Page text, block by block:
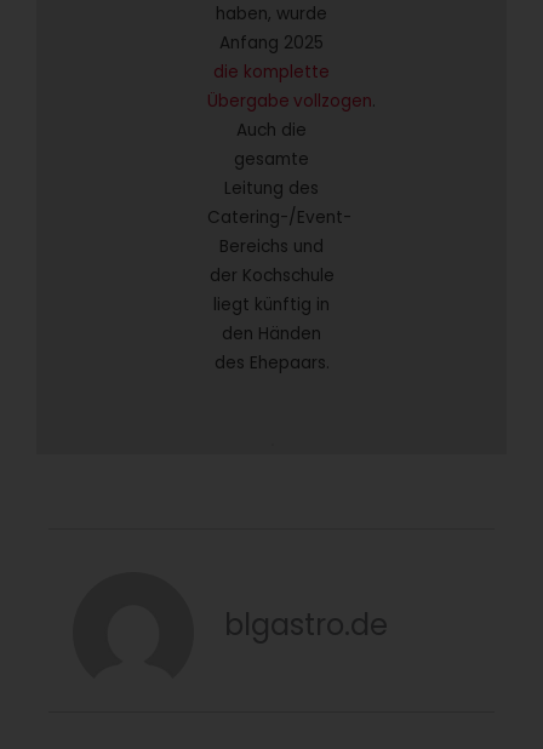
haben, wurde
Anfang 2025
die komplette
Übergabe vollzogen.
Auch die
gesamte
Leitung des
Catering-/Event-
Bereichs und
der Kochschule
liegt künftig in
den Händen
des Ehepaars.
blgastro.de